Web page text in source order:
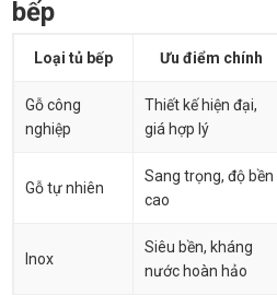
bếp
Loại tủ bếp Ưu điểm chính
Gỗ công
nghiệp
Thiết kế hiện đại,
giá hợp lý
Gỗ tự nhiên
Sang trọng, độ bền
cao
Inox
Siêu bền, kháng
nước hoàn hảo